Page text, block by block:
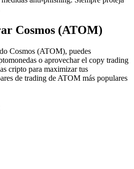
Cosmos (ATOM)
Cosmos (ATOM), puedes
o aprovechar el copy trading
cripto para maximizar tus
de trading de ATOM más populares